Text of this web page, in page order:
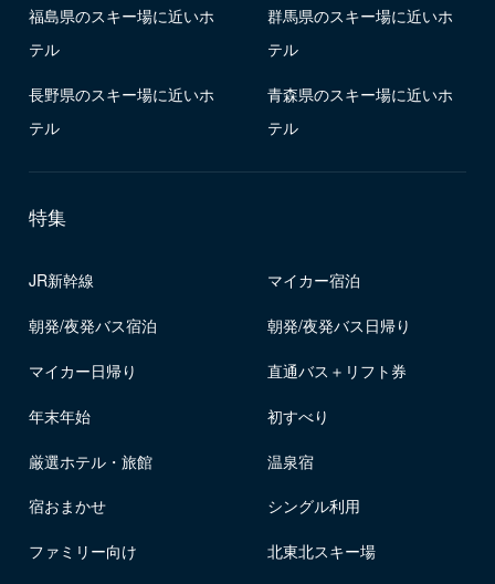
福島県のスキー場に近いホ
テル
群馬県のスキー場に近いホ
テル
長野県のスキー場に近いホ
テル
青森県のスキー場に近いホ
テル
特集
JR新幹線 マイカー宿泊
朝発/夜発バス宿泊 朝発/夜発バス日帰り
マイカー日帰り 直通バス＋リフト券
年末年始 初すべり
厳選ホテル・旅館 温泉宿
宿おまかせ シングル利用
ファミリー向け 北東北スキー場